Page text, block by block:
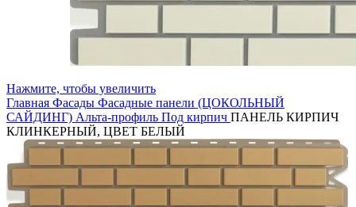
Нажмите, чтобы увеличить
Главная Фасады Фасадные панели (ЦОКОЛЬНЫЙ
САЙДИНГ) Альта-профиль Под кирпич ПАНЕЛЬ КИРПИЧ
КЛИНКЕРНЫЙ, ЦВЕТ БЕЛЫЙ